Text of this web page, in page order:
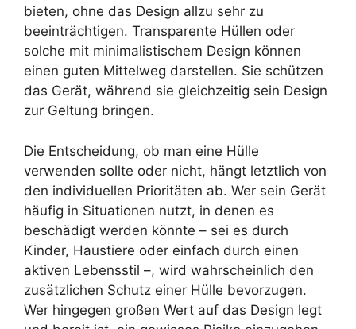
bieten, ohne das Design allzu sehr zu
beeinträchtigen. Transparente Hüllen oder
solche mit minimalistischem Design können
einen guten Mittelweg darstellen. Sie schützen
das Gerät, während sie gleichzeitig sein Design
zur Geltung bringen.
Die Entscheidung, ob man eine Hülle
verwenden sollte oder nicht, hängt letztlich von
den individuellen Prioritäten ab. Wer sein Gerät
häufig in Situationen nutzt, in denen es
beschädigt werden könnte – sei es durch
Kinder, Haustiere oder einfach durch einen
aktiven Lebensstil –, wird wahrscheinlich den
zusätzlichen Schutz einer Hülle bevorzugen.
Wer hingegen großen Wert auf das Design legt